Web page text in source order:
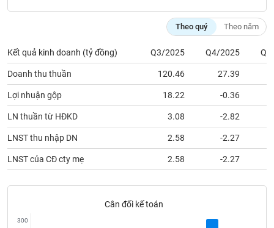
Theo quý Theo năm
Kết quả kinh doanh (tỷ đồng) Q3/2025 Q4/2025
Doanh thu thuần 120.46 27.39
Lợi nhuận gộp 18.22 -0.36
LN thuần từ HĐKD 3.08 -2.82
LNST thu nhập DN 2.58 -2.27
LNST của CĐ cty mẹ 2.58 -2.27
Cân đối kế toán
300
tác
Báo
cáo
phân
tích
(-)
Thuật
ngữ
(-)
(-)